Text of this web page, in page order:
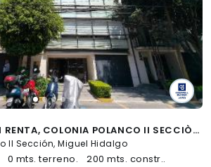
DEPARTAMENTO EN RENTA, COLONIA POLANCO II SECCIÒN. MIGUEL HIDALGO
II Sección, Miguel Hidalgo
0 mts. terreno. 200 mts. constr..